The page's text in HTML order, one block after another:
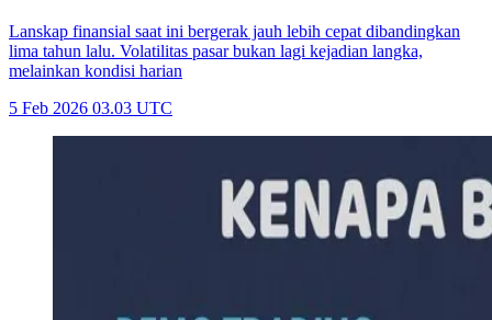
Lanskap finansial saat ini bergerak jauh lebih cepat dibandingkan
lima tahun lalu. Volatilitas pasar bukan lagi kejadian langka,
melainkan kondisi harian
5 Feb 2026 03.03 UTC